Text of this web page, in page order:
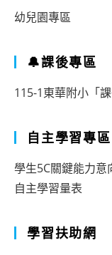
幼兒園專區
🔔課後專區
115-1東華附小「
自主學習專區
學生5C關鍵能力意
自主學習量表
學習扶助網